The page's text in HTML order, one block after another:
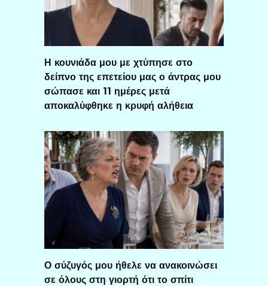
Η κουνιάδα μου με χτύπησε στο
δείπνο της επετείου μας ο άντρας μου
σώπασε και 11 ημέρες μετά
αποκαλύφθηκε η κρυφή αλήθεια
Ο σύζυγός μου ήθελε να ανακοινώσει
σε όλους στη γιορτή ότι το σπίτι